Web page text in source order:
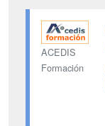
ACEDIS
Formación